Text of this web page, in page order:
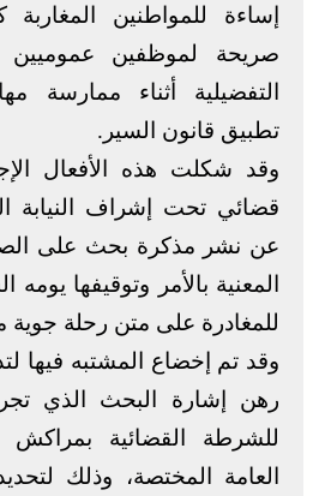
إساءة للمواطنين
صريحة لموظفين عموميين
التفضيلية أثناء ممارسة
تطبيق قانون السير.
وقد شكلت هذه الأفعال
قضائي تحت إشراف النيابة
عن نشر مذكرة بحث على
المعنية بالأمر وتوقيفها يومه
للمغادرة على متن رحلة جوية
وقد تم إخضاع المشتبه فيها
رهن إشارة البحث الذي
للشرطة القضائية بمراكش
العامة المختصة، وذلك